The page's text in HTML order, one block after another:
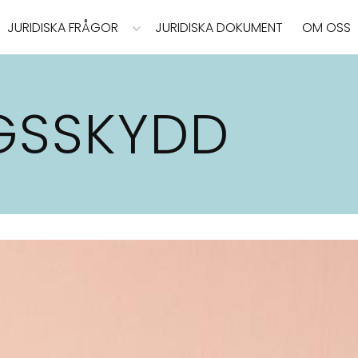
JURIDISKA FRÅGOR JURIDISKA DOKUMENT OM OSS